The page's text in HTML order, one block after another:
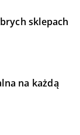
sklepach
na każdą